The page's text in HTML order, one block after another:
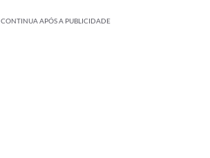
CONTINUA APÓS A PUBLICIDADE